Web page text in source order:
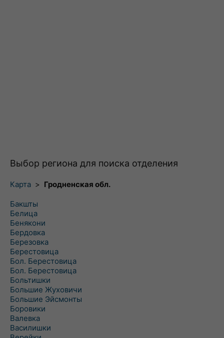
Выбор региона для поиска отделения
Карта > Гродненская обл.
Бакшты
Белица
Бенякони
Бердовка
Березовка
Берестовица
Бол. Берестовица
Бол. Берестовица
Больтишки
Большие Жуховичи
Большие Эйсмонты
Боровики
Валевка
Василишки